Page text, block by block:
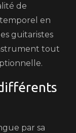
de
en
guitaristes
tout
par sa